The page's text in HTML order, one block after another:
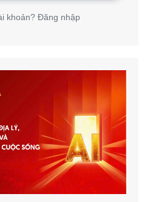
khoản? Đăng nhập